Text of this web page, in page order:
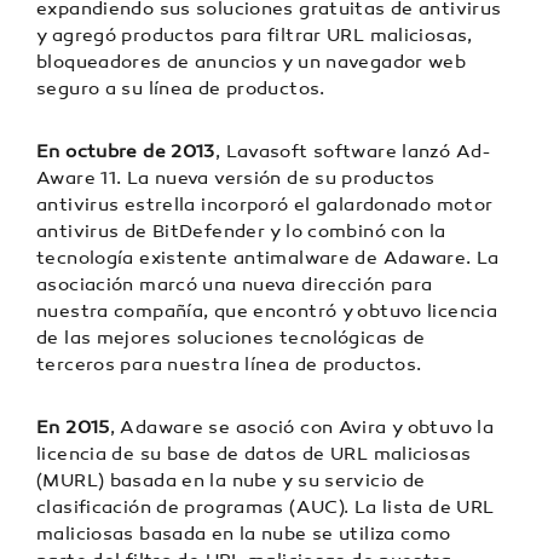
expandiendo sus soluciones gratuitas de antivirus
y agregó productos para filtrar URL maliciosas,
bloqueadores de anuncios y un navegador web
seguro a su línea de productos.
En octubre de 2013, Lavasoft software lanzó Ad-
Aware 11. La nueva versión de su productos
antivirus estrella incorporó el galardonado motor
antivirus de BitDefender y lo combinó con la
tecnología existente antimalware de Adaware. La
asociación marcó una nueva dirección para
nuestra compañía, que encontró y obtuvo licencia
de las mejores soluciones tecnológicas de
terceros para nuestra línea de productos.
En 2015, Adaware se asoció con Avira y obtuvo la
licencia de su base de datos de URL maliciosas
(MURL) basada en la nube y su servicio de
clasificación de programas (AUC). La lista de URL
maliciosas basada en la nube se utiliza como